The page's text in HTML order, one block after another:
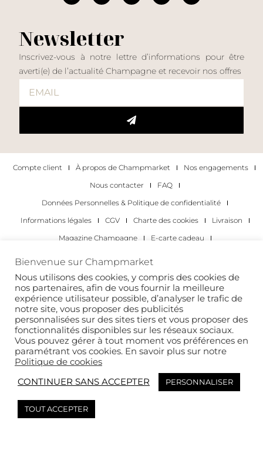
Newsletter
Inscrivez-vous à notre lettre d’informations pour être
averti(e) de l’actualité Champagne et recevoir nos offres
Compte client À propos de Champmarket
Nos engagements
Nous contacter
FAQ
Données Personnelles & Politique de confidentialité
Informations légales
CGV Charte des cookies
Livraison
Magazine Champagne
E-carte cadeau
Les occasions pour déguster du champagne
Pour les particuliers
Pour les entreprises
Copyright 2022 © tous droits réservés. Champmarket.
Bienvenue sur Champmarket
Nous utilisons des cookies, y compris des cookies de
nos partenaires, afin de vous fournir la meilleure
expérience utilisateur possible, d’analyser le trafic de
notre site, vous proposer des publicités
personnalisées sur des sites tiers et vous proposer des
fonctionnalités disponibles sur les réseaux sociaux.
Vous pouvez gérer à tout moment vos préférences en
paramétrant vos cookies. En savoir plus sur notre
Politique de cookies
CONTINUER SANS ACCEPTER
PERSONNALISER
TOUT ACCEPTER